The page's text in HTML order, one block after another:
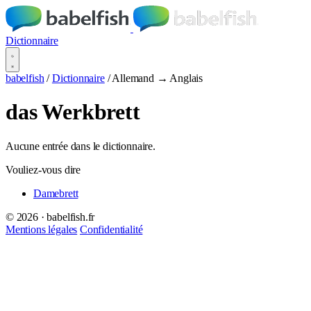
Dictionnaire
babelfish / Dictionnaire / Allemand → Anglais
das Werkbrett
Aucune entrée dans le dictionnaire.
Vouliez-vous dire
Damebrett
© 2026 · babelfish.fr
Mentions légales Confidentialité